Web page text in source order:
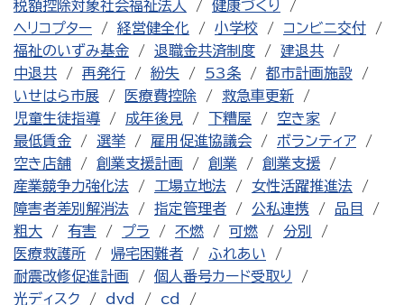
税額控除対象社会福祉法人
健康づくり
ヘリコプター
経営健全化 小学校
コンビニ交付
福祉のいずみ基金
退職金共済制度
建退共
中退共
再発行 紛失 53条
都市計画施設
いせはら市展
医療費控除
救急車更新
児童生徒指導
成年後見 下糟屋
空き家
最低賃金
選挙 雇用促進協議会
ボランティア
空き店舗
創業支援計画 創業
創業支援
産業競争力強化法
工場立地法
女性活躍推進法
障害者差別解消法
指定管理者 公私連携
品目
粗大
有害 プラ 不燃 可燃
分別
医療救護所
帰宅困難者
ふれあい
耐震改修促進計画
個人番号カード受取り
光ディスク
dvd
cd